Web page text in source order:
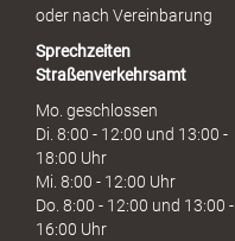
oder nach Vereinbarung
Sprechzeiten
Straßenverkehrsamt
Mo. geschlossen
Di. 8:00 - 12:00 und 13:00 -
18:00 Uhr
Mi. 8:00 - 12:00 Uhr
Do. 8:00 - 12:00 und 13:00 -
16:00 Uhr